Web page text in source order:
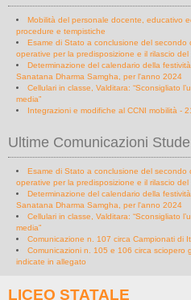
Mobilità del personale docente, educativo
procedure e tempistiche
Esame di Stato a conclusione del
operative per la predisposizione e il rilascio
Determinazione del calendario della
Sanatana Dharma Samgha, per l'anno 2024
Cellulari in classe, Valditara: “Sconsigliato
media”
Integrazioni e modifiche al CCNI mobilità -
Ultime Comunicazioni
Esame di Stato a conclusione del
operative per la predisposizione e il rilascio
Determinazione del calendario della
Sanatana Dharma Samgha, per l'anno 2024
Cellulari in classe, Valditara: “Sconsigliato
media”
Comunicazione n. 107 circa Campionati di
Comunicazioni n. 105 e 106 circa sciopero
indicate in allegato
LICEO STATALE